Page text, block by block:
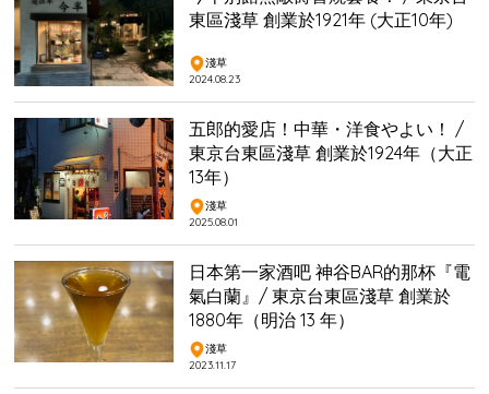
東區淺草 創業於1921年 (大正10年)
淺草
2024.08.23
五郎的愛店！中華・洋食やよい！ /
東京台東區淺草 創業於1924年（大正
13年）
淺草
2025.08.01
日本第一家酒吧 神谷BAR的那杯『電
氣白蘭』/ 東京台東區淺草 創業於
1880年（明治 13 年）
淺草
2023.11.17